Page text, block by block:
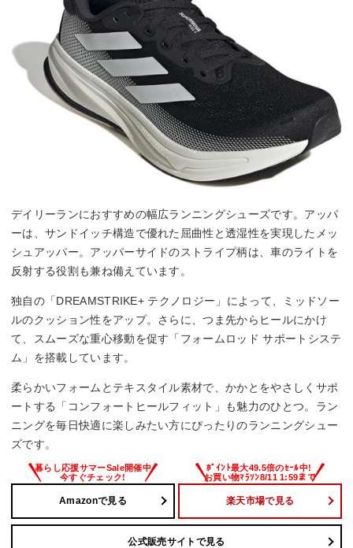
デイリーランにおすすめの幅広ランニングシューズです。アッパ
ーは、サンドイッチ構造で優れた屈曲性と透湿性を実現したメッ
シュアッパー。アッパーサイドのストライプ柄は、車のライトを
反射する役割も兼ね備えています。
独自の「DREAMSTRIKE+ テクノロジー」によって、ミッドソー
ルのクッション性をアップ。さらに、つま先からヒールにかけ
て、スムーズな重心移動を促す「フォームロッド サポートシステ
ム」を搭載しています。
柔らかいフォームとテキスタイル素材で、かかとをやさしくサポ
ートする「コンフォートヒールフィット」も魅力のひとつ。ラン
ニングを毎日快適に楽しみたい方にぴったりのランニングシュー
ズです。
Amazonで見る 楽天市場で見る
公式販売サイトで見る